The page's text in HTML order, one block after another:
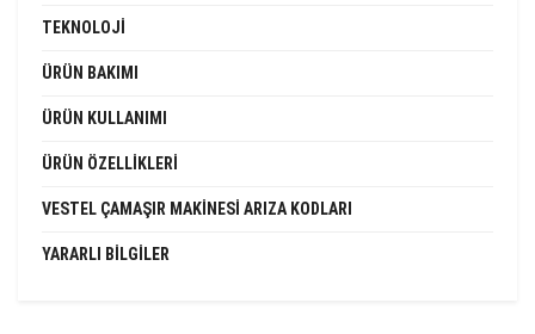
TEKNOLOJI
ÜRÜN BAKIMI
ÜRÜN KULLANIMI
ÜRÜN ÖZELLIKLERI
VESTEL ÇAMAŞIR MAKINESI ARIZA KODLARI
YARARLI BILGILER